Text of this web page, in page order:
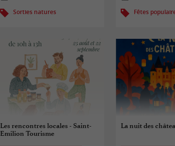
Sorties natures Fêtes
Les rencontres locales - Saint-
Emilion Tourisme
La nuit des